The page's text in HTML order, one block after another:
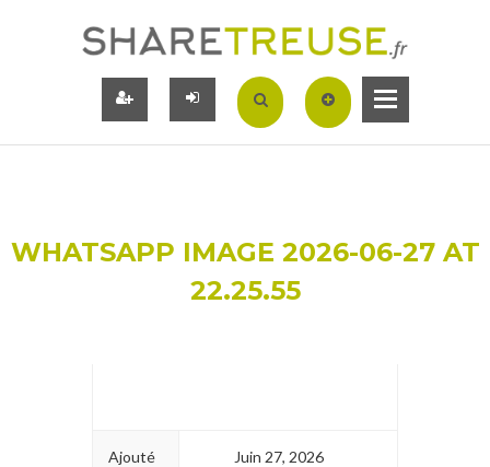
WHATSAPP IMAGE 2026-06-27 AT
22.25.55
Ajouté Juin 27, 2026